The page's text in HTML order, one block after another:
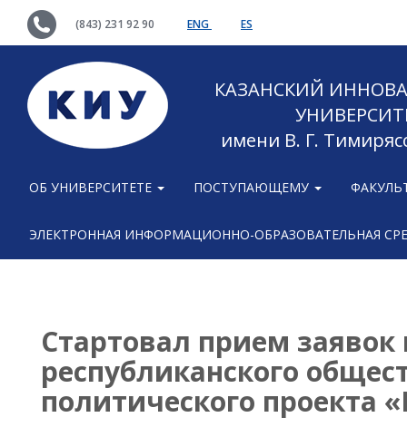
(843) 231 92 90 ENG ES
КАЗАНСКИЙ
имени В. Г.
ОБ УНИВЕРСИТЕТЕ ПОСТУПАЮЩЕМУ
ЭЛЕКТРОННАЯ ИНФОРМАЦИОННО-ОБРАЗОВАТЕЛЬНАЯ
Стартовал прием
республиканского
политического проекта